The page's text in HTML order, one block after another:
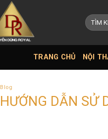
Tìm
kiếm:
TRANG CHỦ NỘI
Blog
HƯỚNG DẪN SỬ